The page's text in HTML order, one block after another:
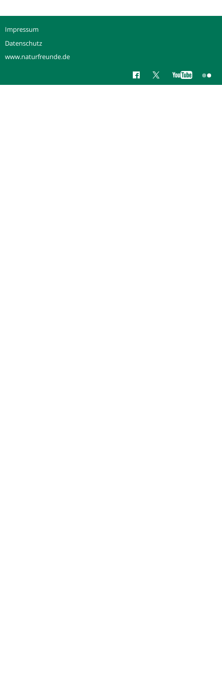
Impressum
Datenschutz
www.naturfreunde.de